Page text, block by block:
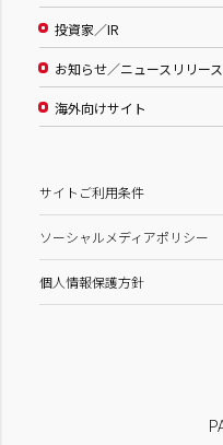
投資家／IR
お知らせ／ニュースリリース
海外向けサイト
サイトご利用条件
ソーシャルメディアポリシー
個人情報保護方針